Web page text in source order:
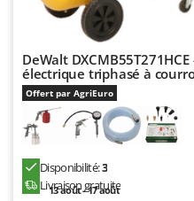
New O.M.R.A.
Nilfisk
Ninja
Novatec
Novital
NuAir
NuovaFac
DeWalt
électrique triphasé à
Offert par AgriEuro
Disponibilité:3
Livraison gratuite
13 août - 17 août